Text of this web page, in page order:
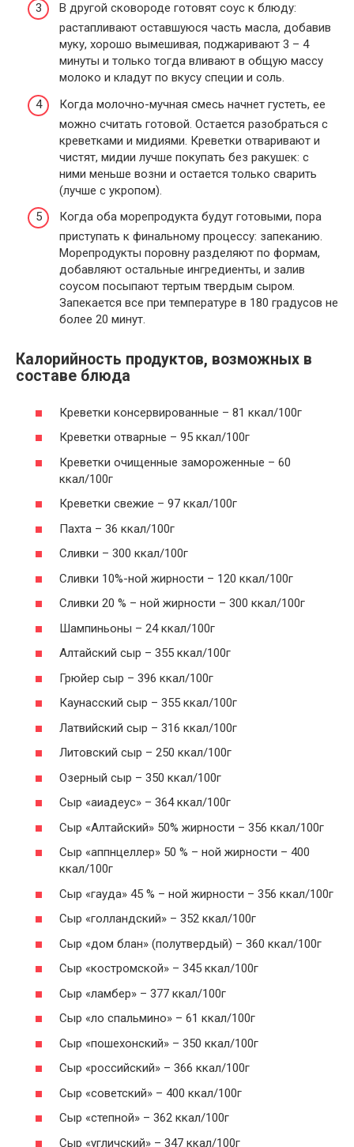
В другой сковороде готовят соус к блюду:
растапливают оставшуюся часть масла, добавив
муку, хорошо вымешивая, поджаривают 3 – 4
минуты и только тогда вливают в общую массу
молоко и кладут по вкусу специи и соль.
Когда молочно-мучная смесь начнет густеть, ее
можно считать готовой. Остается разобраться с
креветками и мидиями. Креветки отваривают и
чистят, мидии лучше покупать без ракушек: с
ними меньше возни и остается только сварить
(лучше с укропом).
Когда оба морепродукта будут готовыми, пора
приступать к финальному процессу: запеканию.
Морепродукты поровну разделяют по формам,
добавляют остальные ингредиенты, и залив
соусом посыпают тертым твердым сыром.
Запекается все при температуре в 180 градусов не
более 20 минут.
Калорийность продуктов, возможных в
составе блюда
Креветки консервированные – 81 ккал/100г
Креветки отварные – 95 ккал/100г
Креветки очищенные замороженные – 60
ккал/100г
Креветки свежие – 97 ккал/100г
Пахта – 36 ккал/100г
Сливки – 300 ккал/100г
Сливки 10%-ной жирности – 120 ккал/100г
Сливки 20 % – ной жирности – 300 ккал/100г
Шампиньоны – 24 ккал/100г
Алтайский сыр – 355 ккал/100г
Грюйер сыр – 396 ккал/100г
Каунасский сыр – 355 ккал/100г
Латвийский сыр – 316 ккал/100г
Литовский сыр – 250 ккал/100г
Озерный сыр – 350 ккал/100г
Сыр «аиадеус» – 364 ккал/100г
Сыр «Алтайский» 50% жирности – 356 ккал/100г
Сыр «аппнцеллер» 50 % – ной жирности – 400
ккал/100г
Сыр «гауда» 45 % – ной жирности – 356 ккал/100г
Сыр «голландский» – 352 ккал/100г
Сыр «дом блан» (полутвердый) – 360 ккал/100г
Сыр «костромской» – 345 ккал/100г
Сыр «ламбер» – 377 ккал/100г
Сыр «ло спальмино» – 61 ккал/100г
Сыр «пошехонский» – 350 ккал/100г
Сыр «российский» – 366 ккал/100г
Сыр «советский» – 400 ккал/100г
Сыр «степной» – 362 ккал/100г
Сыр «угличский» – 347 ккал/100г